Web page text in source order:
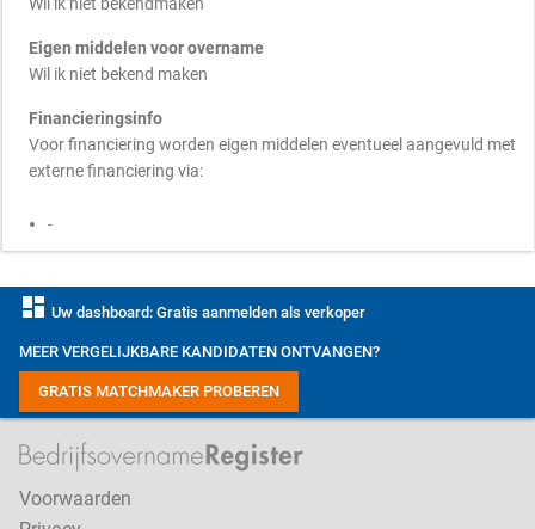
Eigen middelen voor overname
Wil ik niet bekend maken
Financieringsinfo
Voor financiering worden eigen middelen eventueel aangevuld met
externe financiering via:
-
dashboard Uw dashboard: Gratis aanmelden als verkoper
MEER VERGELIJKBARE KANDIDATEN ONTVANGEN?
GRATIS MATCHMAKER PROBEREN
Voorwaarden